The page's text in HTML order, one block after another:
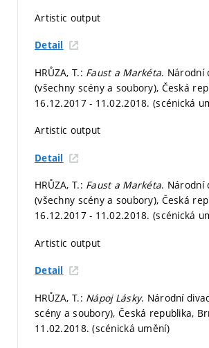
Artistic output
Detail
HRŮZA, T.: Faust a Markéta. Národní
(všechny scény a soubory), Česká
16.12.2017 - 11.02.2018. (scénická
Artistic output
Detail
HRŮZA, T.: Faust a Markéta. Národní
(všechny scény a soubory), Česká
16.12.2017 - 11.02.2018. (scénická
Artistic output
Detail
HRŮZA, T.: Nápoj Lásky. Národní
scény a soubory), Česká republika,
11.02.2018. (scénická umění)